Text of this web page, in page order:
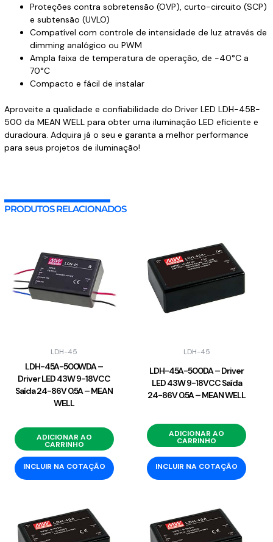
Proteções contra sobretensão (OVP), curto-circuito (SCP)
e subtensão (UVLO)
Compatível com controle de intensidade de luz através de
dimming analógico ou PWM
Ampla faixa de temperatura de operação, de -40°C a
70°C
Compacto e fácil de instalar
Aproveite a qualidade e confiabilidade do Driver LED LDH-45B-
500 da MEAN WELL para obter uma iluminação LED eficiente e
duradoura. Adquira já o seu e garanta a melhor performance
para seus projetos de iluminação!
PRODUTOS RELACIONADOS
LDH-45
LDH-45A-500WDA –
Driver LED 43W 9-18VCC
Saída 24-86V 0.5A – MEAN
WELL
ADICIONAR AO
CARRINHO
INCLUIR NA COTAÇÃO
LDH-45
LDH-45A-500DA – Driver
LED 43W 9-18VCC Saída
24-86V 0.5A – MEAN WELL
ADICIONAR AO
CARRINHO
INCLUIR NA COTAÇÃO